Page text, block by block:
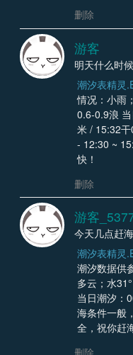
删除
游客
明天什么时
潮汐表精灵
情况：小雨
0.6-0.9浪
米 / 15:32
- 12:30 ~
快！
删除
游客
今天几点赶
潮汐表精灵
潮汐数据供
多云；水
当日潮汐：
海条件一般
全，祝你赶